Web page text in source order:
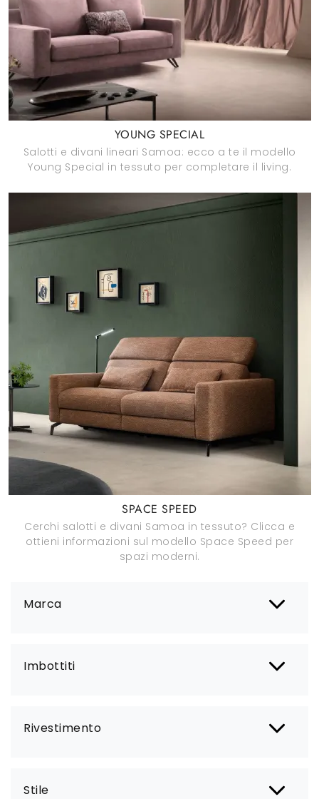
Marca
Imbottiti
Rivestimento
Stile
YOUNG SPECIAL
Salotti e divani lineari Samoa: ecco a te il modello
Young Special in tessuto per completare il living.
SPACE SPEED
Cerchi salotti e divani Samoa in tessuto? Clicca e
ottieni informazioni sul modello Space Speed per
spazi moderni.